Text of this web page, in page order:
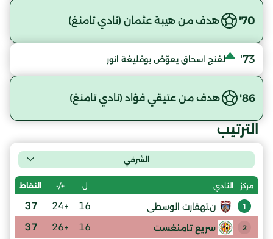
70' هدف من هيبة عثمان (نادي تامنغ)
73' لغنج اسحاق يعوّض بوفليغة انور
86' هدف من عتيقي فؤاد (نادي تامنغ)
الترتيب
الشرفي
مركز النادي ل +/- النقاط
1 ن.تهقارت الوسطى 16
+24
37
2 سريع تامنغست 16
+26
37